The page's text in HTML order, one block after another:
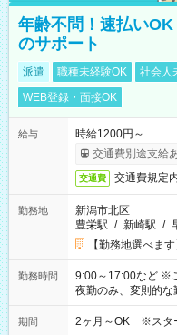
年齢不問！速払い
のサポート
派遣 職種未経験OK 社会人
WEB登録・面接OK
給与
時給1200円～
交通費別途支給
交通費 交通費規定
勤務地
新潟市北区
豊栄駅 / 新崎駅 /
【勤務地選べま
勤務時間
9:00～17:00など ※ご希望の時間帯をご相談ください。 ※日勤、
夜勤のみ、変則的な
期間 2ヶ月～OK ※スタ